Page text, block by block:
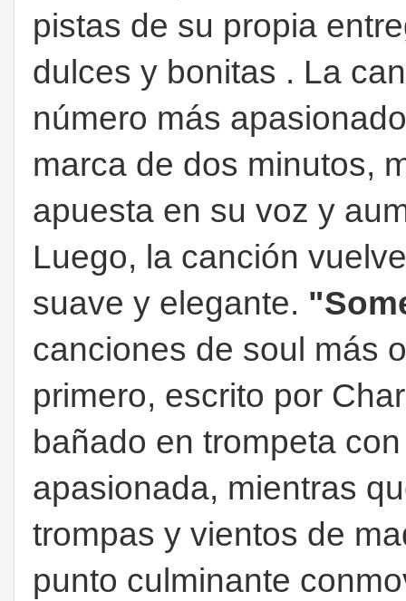
pistas de su propia
dulces y bonitas . La
número más
marca de dos minutos,
apuesta en su voz y
Luego, la canción
suave y elegante.
canciones de soul más
primero, escrito por
bañado en trompeta
apasionada, mientras
trompas y vientos de
punto culminante